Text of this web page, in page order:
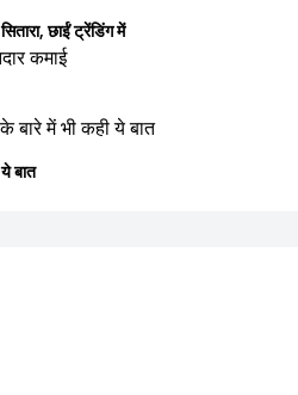
छाईं ट्रेंडिंग में
बात